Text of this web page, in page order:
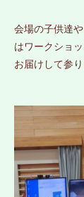
会場の子供達
はワークショ
お届けして参り